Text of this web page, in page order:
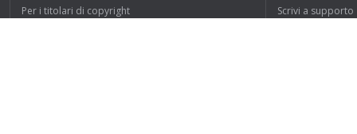
Per i titolari di copyright
Scrivi a supporto